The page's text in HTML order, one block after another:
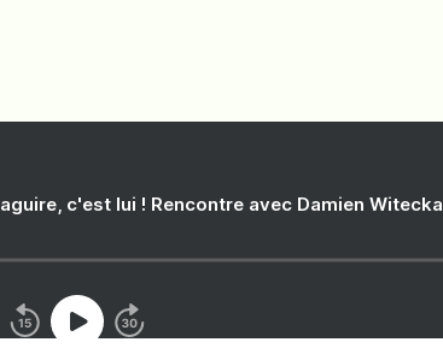
c'est lui ! Rencontre avec Damien Witecka